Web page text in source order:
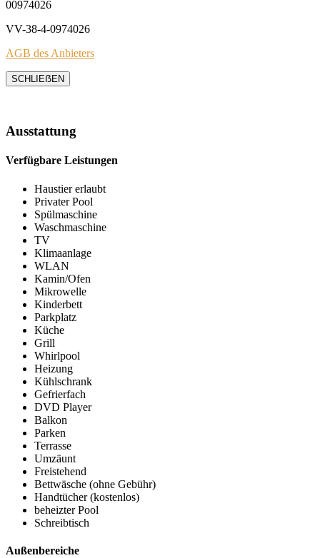
00974026
VV-38-4-0974026
AGB des Anbieters
SCHLIEẞEN
Ausstattung
Verfügbare Leistungen
Haustier erlaubt
Privater Pool
Spülmaschine
Waschmaschine
TV
Klimaanlage
WLAN
Kamin/Ofen
Mikrowelle
Kinderbett
Parkplatz
Küche
Grill
Whirlpool
Heizung
Kühlschrank
Gefrierfach
DVD Player
Balkon
Parken
Terrasse
Umzäunt
Freistehend
Bettwäsche (ohne Gebühr)
Handtücher (kostenlos)
beheizter Pool
Schreibtisch
Außenbereiche